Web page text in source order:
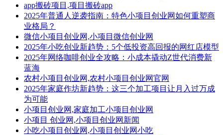
app搬砖项目,项目搬砖app
2025年普通人逆袭指南：特色小项目创业网如何重塑商
业格局？
微信小项目创业网,小项目微信创业网
2025年小吃创业新趋势：5个低投资高回报的网红店模型
2025年网络咖啡创业全攻略：小成本撬动Z世代消费新
蓝海
农村小项目创业网,农村小项目创业网官网
2025年家庭作坊新趋势：这三个加工项目让月入过万成
为可能
小项目创业网,家庭加工小项目创业网
小项目 创业网,小项目创业网新闻
小吃小项目创业网,小项目创业网小吃